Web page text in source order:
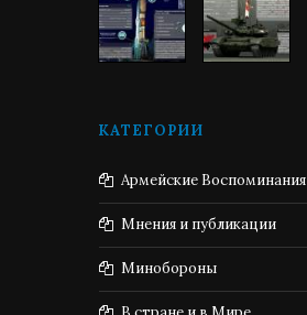
КАТЕГОРИИ
Армейские Воспоминания
Мнения и публикации
Минобороны